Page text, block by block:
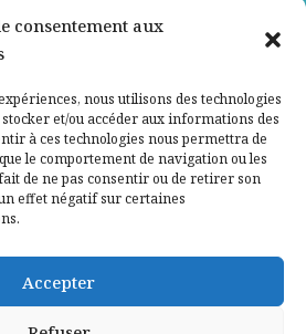
consentement aux
nous utilisons des technologies
et/ou accéder aux informations des
à ces technologies nous permettra de
le comportement de navigation ou les
de ne pas consentir ou de retirer son
effet négatif sur certaines
Accepter